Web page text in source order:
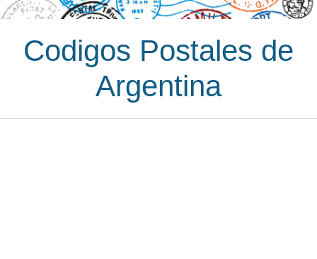
Codigos Postales de
Argentina